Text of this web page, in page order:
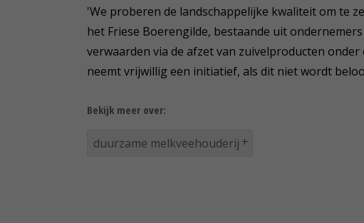
'We proberen de landschappelijke kwaliteit om te
het Friese Boerengilde, bestaande uit
verwaarden via de afzet van zuivelproducten
neemt vrijwillig een initiatief, als dit niet wordt
Bekijk meer over:
duurzame melkveehouderij